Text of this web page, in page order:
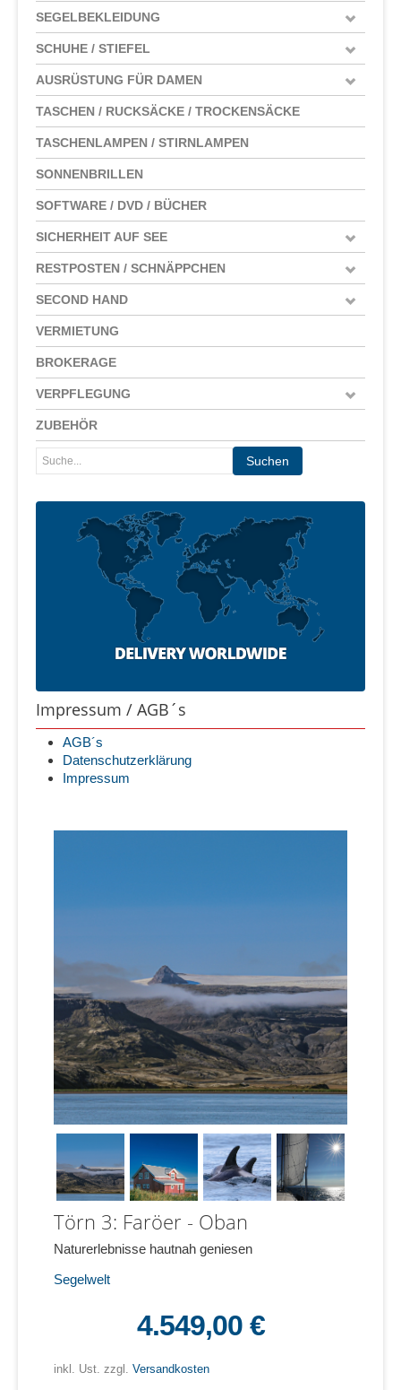
SEGELBEKLEIDUNG
SCHUHE / STIEFEL
AUSRÜSTUNG FÜR DAMEN
TASCHEN / RUCKSÄCKE / TROCKENSÄCKE
TASCHENLAMPEN / STIRNLAMPEN
SONNENBRILLEN
SOFTWARE / DVD / BÜCHER
SICHERHEIT AUF SEE
RESTPOSTEN / SCHNÄPPCHEN
SECOND HAND
VERMIETUNG
BROKERAGE
VERPFLEGUNG
ZUBEHÖR
Impressum / AGB´s
AGB´s
Datenschutzerklärung
Impressum
Törn 3: Faröer - Oban
Naturerlebnisse hautnah geniesen
Segelwelt
4.549,00 €
inkl. Ust. zzgl. Versandkosten